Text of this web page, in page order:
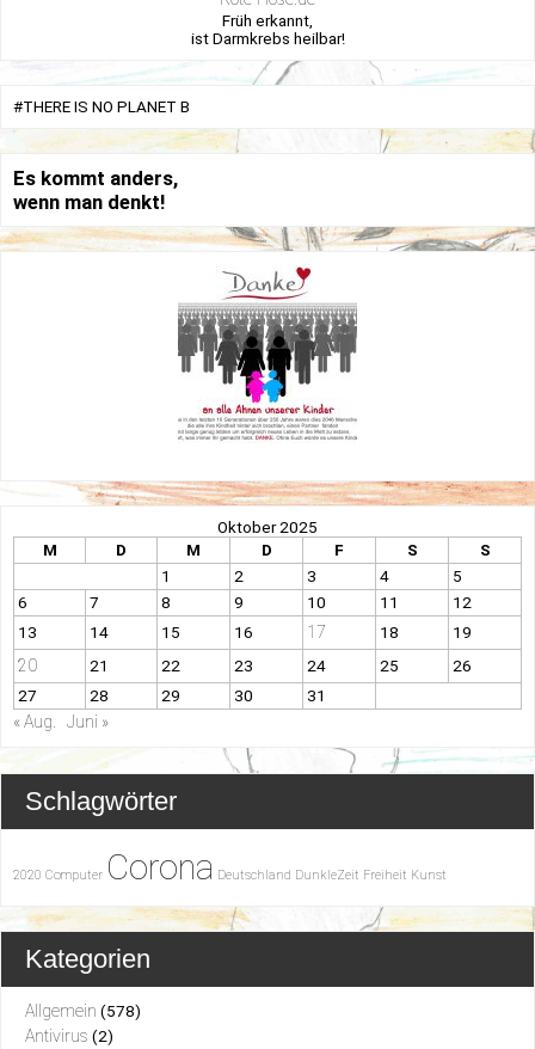
Früh erkannt,
ist Darmkrebs heilbar!
#THERE IS NO PLANET B
Es kommt anders,
wenn man denkt!
Oktober 2025
M
D M D F S
S
1
2 3 4
5
6
7 8 9 10 11
12
13
14 15 16 17 18 19
20 21 22 23 24 25
26
27
28 29 30 31
« Aug. Juni »
Schlagwörter
2020 Computer Corona Deutschland DunkleZeit Freiheit Kunst
Kategorien
Allgemein (578)
Antivirus (2)